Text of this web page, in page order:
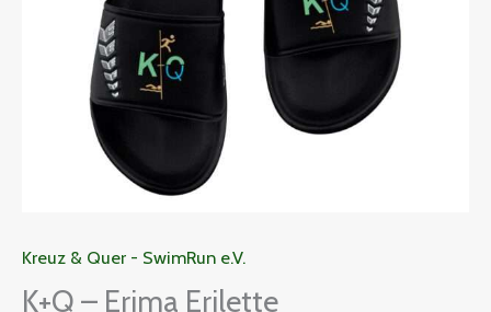
Kreuz & Quer - SwimRun e.V.
K+Q – Erima Erilette